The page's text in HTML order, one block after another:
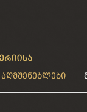
აღმშენებლები